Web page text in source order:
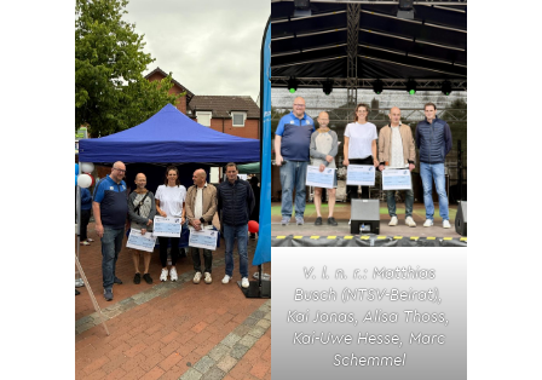
V. l. n. r.: Matthias
Busch (NTSV-Beirat),
Kai Jonas, Alisa Thoss,
Kai-Uwe Hesse, Marc
Schemmel